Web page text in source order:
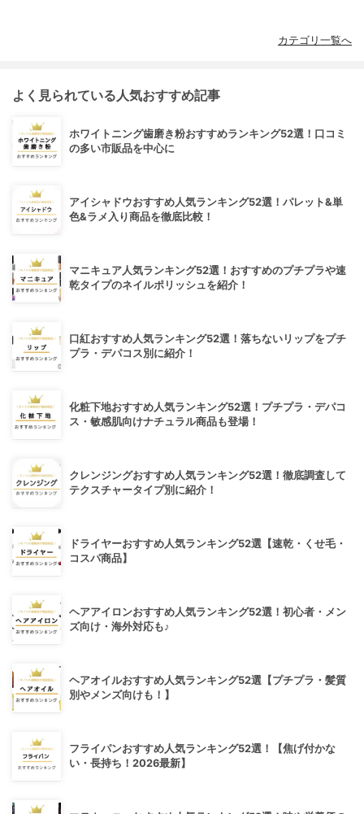
カテゴリ一覧へ
よく見られている人気おすすめ記事
ホワイトニング歯磨き粉おすすめランキング52選！口コミ
の多い市販品を中心に
アイシャドウおすすめ人気ランキング52選！パレット&単
色&ラメ入り商品を徹底比較！
マニキュア人気ランキング52選！おすすめのプチプラや速
乾タイプのネイルポリッシュを紹介！
口紅おすすめ人気ランキング52選！落ちないリップをプチ
プラ・デパコス別に紹介！
化粧下地おすすめ人気ランキング52選！プチプラ・デパコ
ス・敏感肌向けナチュラル商品も登場！
クレンジングおすすめ人気ランキング52選！徹底調査して
テクスチャータイプ別に紹介！
ドライヤーおすすめ人気ランキング52選【速乾・くせ毛・
コスパ商品】
ヘアアイロンおすすめ人気ランキング52選！初心者・メン
ズ向け・海外対応も♪
ヘアオイルおすすめ人気ランキング52選【プチプラ・髪質
別やメンズ向けも！】
フライパンおすすめ人気ランキング52選！【焦げ付かな
い・長持ち！2026最新】